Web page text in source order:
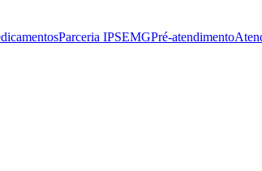
Parceria IPSEMGPré-atendimento